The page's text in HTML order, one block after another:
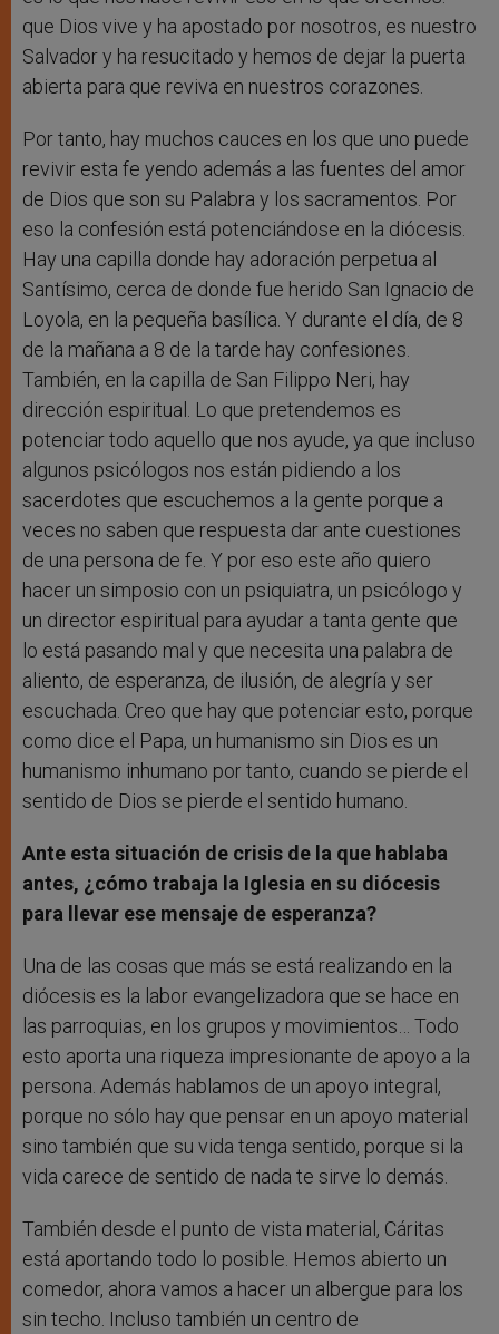
que Dios vive y ha apostado por nosotros, es nuestro
Salvador y ha resucitado y hemos de dejar la puerta
abierta para que reviva en nuestros corazones.
Por tanto, hay muchos cauces en los que uno puede
revivir esta fe yendo además a las fuentes del amor
de Dios que son su Palabra y los sacramentos. Por
eso la confesión está potenciándose en la diócesis.
Hay una capilla donde hay adoración perpetua al
Santísimo, cerca de donde fue herido San Ignacio de
Loyola, en la pequeña basílica. Y durante el día, de 8
de la mañana a 8 de la tarde hay confesiones.
También, en la capilla de San Filippo Neri, hay
dirección espiritual. Lo que pretendemos es
potenciar todo aquello que nos ayude, ya que incluso
algunos psicólogos nos están pidiendo a los
sacerdotes que escuchemos a la gente porque a
veces no saben que respuesta dar ante cuestiones
de una persona de fe. Y por eso este año quiero
hacer un simposio con un psiquiatra, un psicólogo y
un director espiritual para ayudar a tanta gente que
lo está pasando mal y que necesita una palabra de
aliento, de esperanza, de ilusión, de alegría y ser
escuchada. Creo que hay que potenciar esto, porque
como dice el Papa, un humanismo sin Dios es un
humanismo inhumano por tanto, cuando se pierde el
sentido de Dios se pierde el sentido humano.
Ante esta situación de crisis de la que hablaba
antes, ¿cómo trabaja la Iglesia en su diócesis
para llevar ese mensaje de esperanza?
Una de las cosas que más se está realizando en la
diócesis es la labor evangelizadora que se hace en
las parroquias, en los grupos y movimientos… Todo
esto aporta una riqueza impresionante de apoyo a la
persona. Además hablamos de un apoyo integral,
porque no sólo hay que pensar en un apoyo material
sino también que su vida tenga sentido, porque si la
vida carece de sentido de nada te sirve lo demás.
También desde el punto de vista material, Cáritas
está aportando todo lo posible. Hemos abierto un
comedor, ahora vamos a hacer un albergue para los
sin techo. Incluso también un centro de